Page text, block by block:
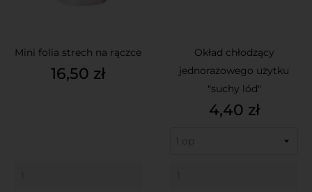
Mini folia strech na rączce
Cena
16,50 zł
Okład chłodzący
jednorazowego użytku
"suchy lód"
Cena
4,40 zł